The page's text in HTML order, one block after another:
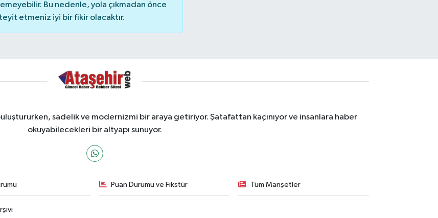
Bu nedenle, yola çıkmadan önce
etmeniz iyi bir fikir olacaktır.
sadelik ve modernizmi bir araya getiriyor. Şatafattan kaçınıyor ve insanlara haber
okuyabilecekleri bir altyapı sunuyor.
Puan Durumu ve Fikstür Tüm Manşetler